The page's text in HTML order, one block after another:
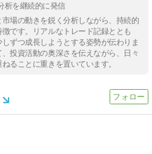
析を継続的に発信
場の動きを鋭く分析しながら、持続的
です。リアルなトレード記録ととも
ずつ成長しようとする姿勢が伝わりま
投資活動の奥深さを伝えながら、日々
ることに重きを置いています。